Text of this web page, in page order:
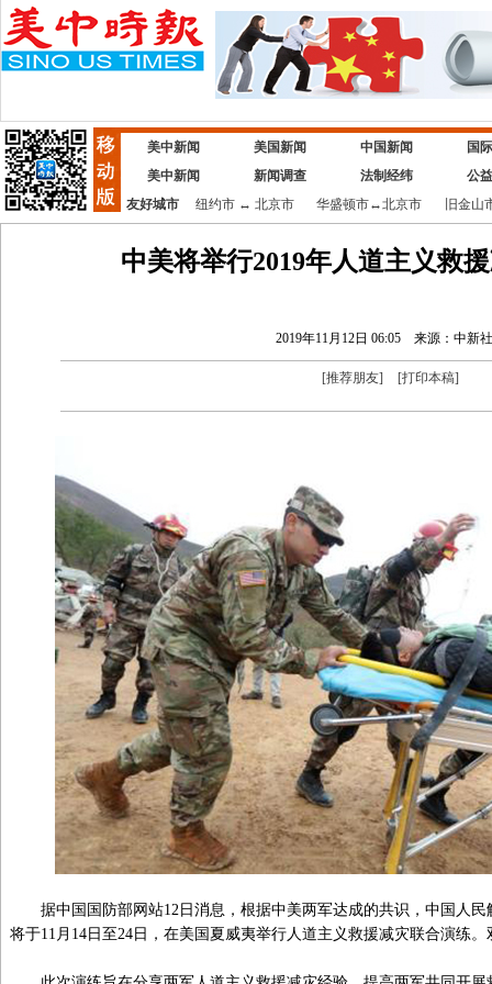
美中新闻 美国新闻 中国新闻
国
美中新闻
新闻调查 法制经纬
公
友好城市
纽约市↔ 北京市 华盛顿市↔北京市 旧金山
中美将举行2019年人道主义救
2019年11月12日 06:05 来源：中新社
[推荐朋友] [打印本稿]
据中国国防部网站12日消息，根据中美两军达成的共识，中国人民
将于11月14日至24日，在美国夏威夷举行人道主义救援减灾联合演练